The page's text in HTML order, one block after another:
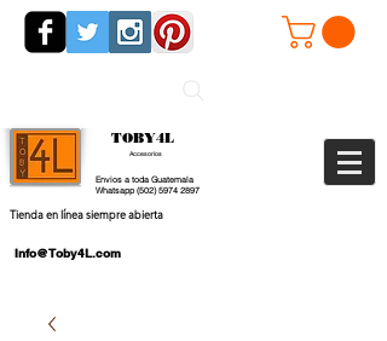
Envios a toda Guatemala
Whatsapp(502) 5974 2897
TOBY4L
Accesorios
Tienda en línea siempre abierta
Info@Toby4L.com